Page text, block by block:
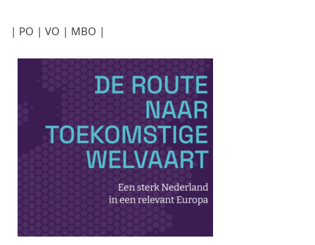
| PO | VO | MBO |